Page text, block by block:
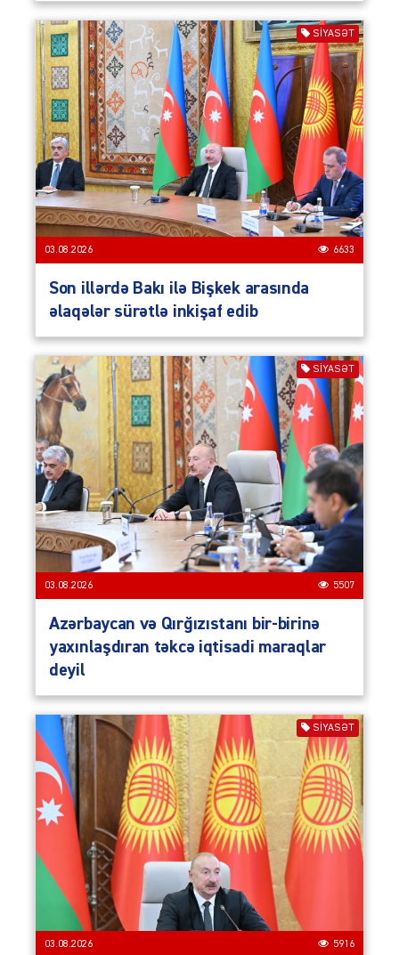
SIYASƏT
03.08.2026 6633
Son illərdə Bakı ilə Bişkek arasında
əlaqələr sürətlə inkişaf edib
SIYASƏT
03.08.2026 5507
Azərbaycan və Qırğızıstanı bir-birinə
yaxınlaşdıran təkcə iqtisadi maraqlar
deyil
SIYASƏT
03.08.2026 5916